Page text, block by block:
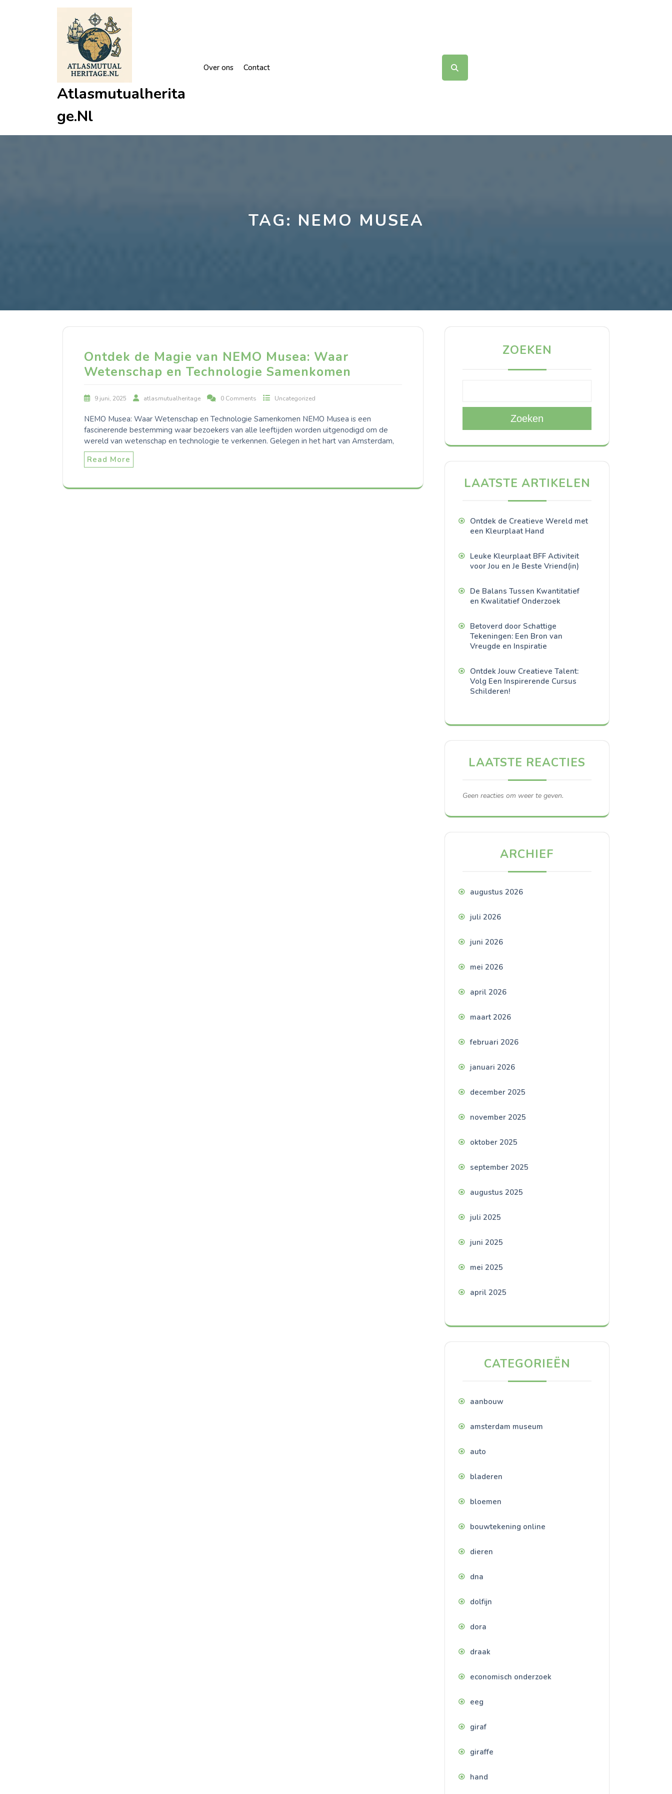
Atlasmutualherita
Ge.nl
Over ons Contact
TAG: NEMO MUSEA
Ontdek de Magie van NEMO Musea: Waar
Wetenschap en Technologie Samenkomen
9 juni, 2025 atlasmutualheritage 0 Comments Uncategorized
NEMO Musea: Waar Wetenschap en Technologie Samenkomen NEMO Musea is een
fascinerende bestemming waar bezoekers van alle leeftijden worden uitgenodigd om de
wereld van wetenschap en technologie te verkennen. Gelegen in het hart van Amsterdam,
Read More
ZOEKEN
Zoeken
LAATSTE ARTIKELEN
Ontdek de Creatieve Wereld met
een Kleurplaat Hand
Leuke Kleurplaat BFF Activiteit
voor Jou en Je Beste Vriend(in)
De Balans Tussen Kwantitatief
en Kwalitatief Onderzoek
Betoverd door Schattige
Tekeningen: Een Bron van
Vreugde en Inspiratie
Ontdek Jouw Creatieve Talent:
Volg Een Inspirerende Cursus
Schilderen!
LAATSTE REACTIES
Geen reacties om weer te geven.
ARCHIEF
augustus 2026
juli 2026
juni 2026
mei 2026
april 2026
maart 2026
februari 2026
januari 2026
december 2025
november 2025
oktober 2025
september 2025
augustus 2025
juli 2025
juni 2025
mei 2025
april 2025
CATEGORIEËN
aanbouw
amsterdam museum
auto
bladeren
bloemen
bouwtekening online
dieren
dna
dolfijn
dora
draak
economisch onderzoek
eeg
giraf
giraffe
hand